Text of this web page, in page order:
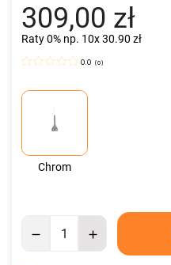
309,00 zł
Raty 0% np. 10x 30.90 zł
0.0 (0)
Chrom